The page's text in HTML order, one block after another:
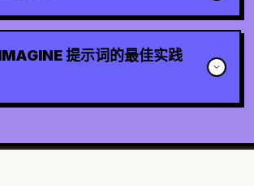
提示词的最佳实践